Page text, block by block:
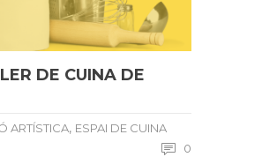
DE CUINA DE
ARTÍSTICA, ESPAI DE CUINA
0